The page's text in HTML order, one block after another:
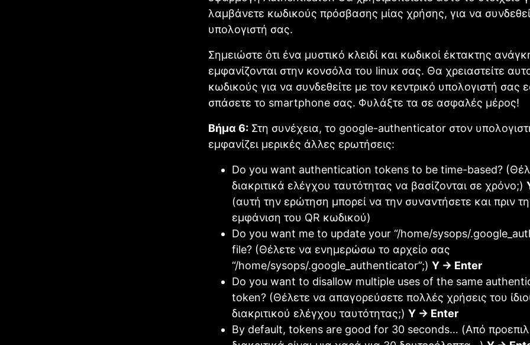
λαμβάνετε κωδικούς πρόσβασης μίας χρήσης, για να
υπολογιστή σας.
Σημειώστε ότι ένα μυστικό κλειδί και κωδικοί έκτακτης
εμφανίζονται στην κονσόλα του linux σας. Θα χρειαστείτε
κωδικούς για να συνδεθείτε με τον κεντρικό υπολογιστή σας
σπάσετε το smartphone σας. Φυλάξτε τα σε ασφαλές μέρος!
Βήμα 6: Στη συνέχεια, το google-authenticator στον
εμφανίζει μερικές άλλες ερωτήσεις:
Do you want authentication tokens to be time-based?
διακριτικά ελέγχου ταυτότητας να βασίζονται σε χρόνο;)
(αυτή την ερώτηση μπορεί να την συναντήσετε και πριν
εμφάνιση του QR κωδικού)
Do you want me to update your “/home/sysops/
file? (Θέλετε να ενημερώσω το αρχείο σας
“/home/sysops/.google_authenticator”;) Y -> Enter
Do you want to disallow multiple uses of the same
token? (Θέλετε να απαγορεύσετε πολλές χρήσεις του
διακριτικού ελέγχου ταυτότητας;) Y -> Enter
By default, tokens are good for 30 seconds… (Από